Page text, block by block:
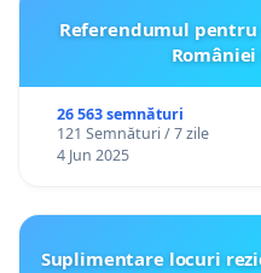
Referendumul
26 563 semnături
121 Semnături / 7 zile
4 Jun 2025
Suplimentare locuri